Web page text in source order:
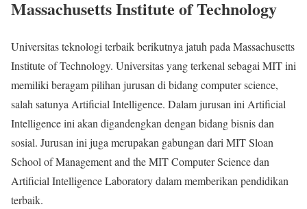
Massachusetts Institute of Technology
Universitas teknologi terbaik berikutnya jatuh pada Massachusetts
Institute of Technology. Universitas yang terkenal sebagai MIT ini
memiliki beragam pilihan jurusan di bidang computer science,
salah satunya Artificial Intelligence. Dalam jurusan ini Artificial
Intelligence ini akan digandengkan dengan bidang bisnis dan
sosial. Jurusan ini juga merupakan gabungan dari MIT Sloan
School of Management and the MIT Computer Science dan
Artificial Intelligence Laboratory dalam memberikan pendidikan
terbaik.